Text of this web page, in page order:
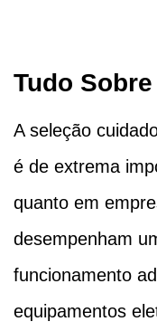
Tudo
A seleção
é de extrema
quanto em
desempenham
funcionamento
equipamentos